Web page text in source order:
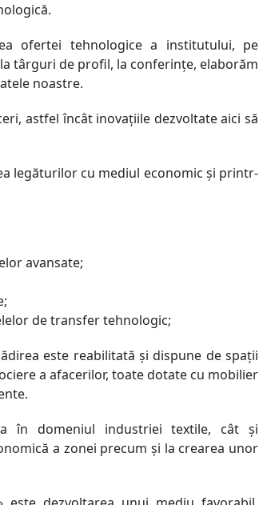
ofertei tehnologice a institutului, pe
târguri de profil, la conferințe, elaborăm
noastre.
astfel încât inovațiile dezvoltate aici să
legăturilor cu mediul economic și printr-
avansate;
de transfer tehnologic;
este reabilitată şi dispune de spaţii
a afacerilor, toate dotate cu mobilier
în domeniul industriei textile, cât şi
a zonei precum şi la crearea unor